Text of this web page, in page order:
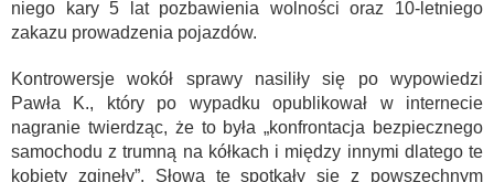
niego kary 5 lat pozbawienia wolności oraz 10-letniego
zakazu prowadzenia pojazdów. ​
Kontrowersje wokół sprawy nasiliły się po wypowiedzi
Pawła K., który po wypadku opublikował w internecie
nagranie twierdząc, że to była „konfrontacja bezpiecznego
samochodu z trumną na kółkach i między innymi dlatego te
kobiety zginęły”. Słowa te spotkały się z powszechnym